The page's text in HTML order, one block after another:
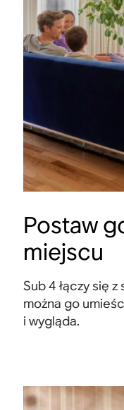
Postaw
miejscu
Sub 4 łączy się
można go
i wygląda.